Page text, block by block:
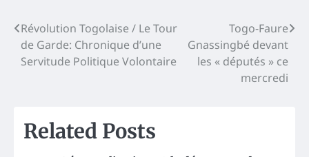
Post
navigation
Révolution Togolaise / Le Tour
de Garde: Chronique d’une
Servitude Politique Volontaire
Togo-Faure
Gnassingbé devant
les « députés » ce
mercredi
Related Posts